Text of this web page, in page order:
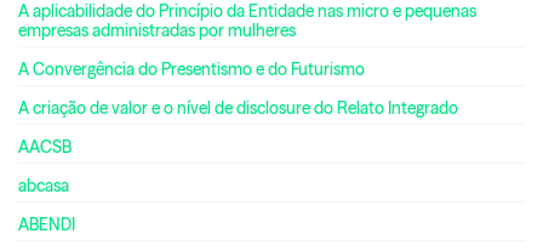
A aplicabilidade do Princípio da Entidade nas micro e pequenas
empresas administradas por mulheres
A Convergência do Presentismo e do Futurismo
A criação de valor e o nível de disclosure do Relato Integrado
AACSB
abcasa
ABENDI